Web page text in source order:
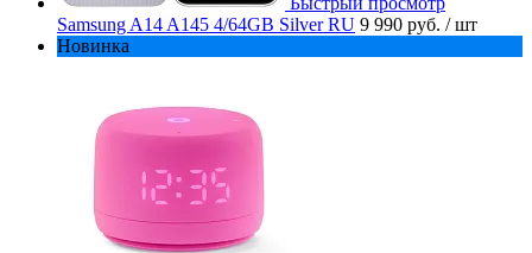
Samsung A14 A145 4/64GB Silver RU 9 990 руб. / шт
Новинка